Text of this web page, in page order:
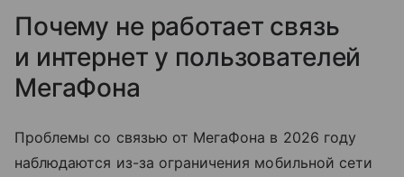
Почему не работает связь
и интернет у пользователей
МегаФона
Проблемы со связью от МегаФона в 2026 году
наблюдаются из-за ограничения мобильной сети